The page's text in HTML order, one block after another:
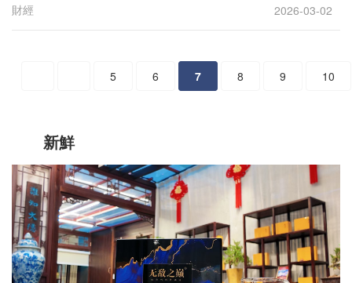
財經 2026-03-02
5 6 7 8 9 10
新鮮